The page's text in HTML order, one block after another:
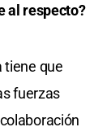
al respecto?
tiene que
fuerzas